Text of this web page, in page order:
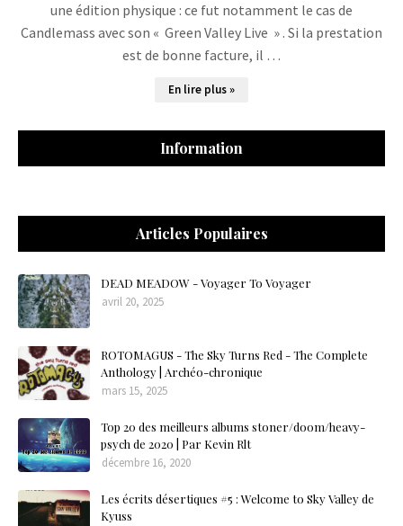
une édition physique : ce fut notamment le cas de
Candlemass avec son « Green Valley Live » . Si la prestation
est de bonne facture, il …
En lire plus »
Information
Articles Populaires
DEAD MEADOW - Voyager To Voyager
avril 20, 2025
ROTOMAGUS - The Sky Turns Red - The Complete
Anthology | Archéo-chronique
mars 15, 2025
Top 20 des meilleurs albums stoner/doom/heavy-
psych de 2020 | Par Kevin Rlt
décembre 16, 2020
Les écrits désertiques #5 : Welcome to Sky Valley de
Kyuss